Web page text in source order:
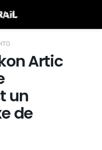
Artic
un
de